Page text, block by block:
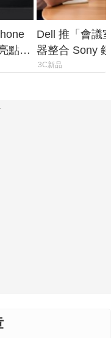
點預
Dell 推「會議
器整合 Sony
條 USB-C 就
3C新品